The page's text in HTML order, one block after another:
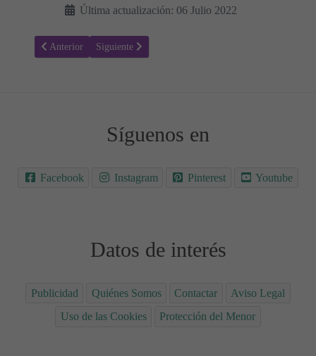
Última actualización: 06 Julio 2022
Artículo anterior: Ácidos biliares: Valores normales en el Embarazo
Anterior Artículo siguiente: Recuento de basófilos: Valores
Siguiente
Síguenos en
Facebook Instagram Pinterest Youtube
Datos de interés
Publicidad Quiénes Somos Contactar
Aviso Legal
Uso de las Cookies
Protección del Menor